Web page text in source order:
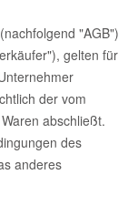
"AGB")
gelten für
der vom
abschließt.
des
anderes